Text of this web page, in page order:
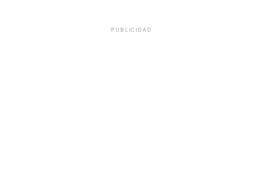
PUBLICIDAD